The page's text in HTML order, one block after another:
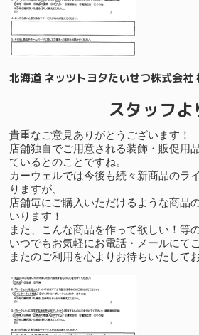
北海道 ネッツトヨタたいせつ株式会社
スタッフよ
貴重なご意見ありがとうございます！
店舗独自でご用意される装飾・販促用
ているとのことですね。
カーウェルでは今後も続々新商品のラ
りますが、
店舗毎にご購入いただけるような商品
いります！
また、こんな商品を作って欲しい！等
いつでもお気軽にお電話・メールにて
またのご利用を心よりお待ちいたして